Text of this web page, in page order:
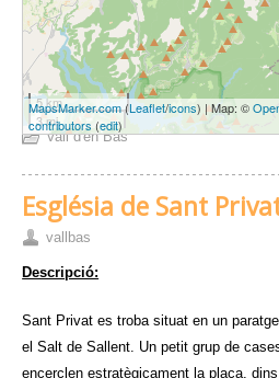
5 km
3 mi
MapsMarker.com(Leaflet/icons) | Map: ©
contributors(edit)
Vall d'en Bas
Església de Sant
vallbas
Descripció:
Sant Privat es troba situat en un
el Salt de Sallent. Un petit grup de
encerclen estratègicament la plaça,